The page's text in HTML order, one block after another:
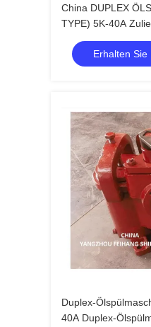
China DUPLEX
TYPE) 5K-40A
MARINE
Erhalten Sie
Duplex-
40A Duplex-